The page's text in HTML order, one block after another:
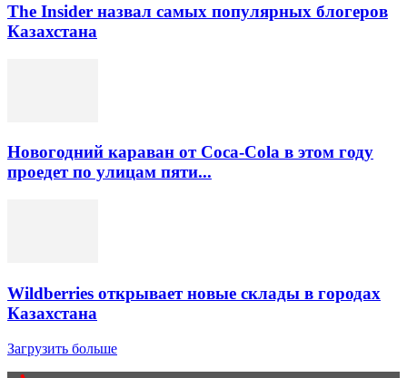
The Insider назвал самых популярных блогеров
Казахстана
Новогодний караван от Coca-Cola в этом году
проедет по улицам пяти...
Wildberries открывает новые склады в городах
Казахстана
Загрузить больше